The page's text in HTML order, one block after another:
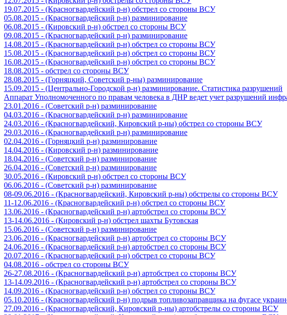
19.07.2015 - (Красногвардейский р-н) обстрел со стороны ВСУ
05.08.2015 - (Красногвардейский р-н) разминирование
06.08.2015 - (Кировский р-н) обстрел со стороны ВСУ
09.08.2015 - (Красногвардейский р-н) разминирование
14.08.2015 - (Красногвардейский р-н) обстрел со стороны ВСУ
15.08.2015 - (Красногвардейский р-н) обстрел со стороны ВСУ
16.08.2015 - (Красногвардейский р-н) обстрел со стороны ВСУ
18.08.2015 - обстрел со стороны ВСУ
28.08.2015 - (Горняцкий, Советский р-ны) разминирование
15.09.2015 - (Центрально-Городской р-н) разминирование. Статистика разрушений
Аппарат Уполномоченного по правам человека в ДНР ведет учет разрушений
23.01.2016 - (Советский р-н) разминирование
04.03.2016 - (Красногвардейский р-н) разминирование
24.03.2016 - (Красногвардейский, Кировский р-ны) обстрел со стороны ВСУ
29.03.2016 - (Красногвардейский р-н) разминирование
02.04.2016 - (Горняцкий р-н) разминирование
14.04.2016 - (Кировский р-н) разминирование
18.04.2016 - (Советский р-н) разминирование
26.04.2016 - (Советский р-н) разминирование
30.05.2016 - (Кировский р-н) обстрел со стороны ВСУ
06.06.2016 - (Советский р-н) разминирование
08-09.06.2016 - (Красногвардейский, Кировский р-ны) обстрелы со стороны ВСУ
11-12.06.2016 - (Красногвардейский р-н) обстрел со стороны ВСУ
13.06.2016 - (Красногвардейский р-н) артобстрел со стороны ВСУ
13-14.06.2016 - (Кировский р-н) обстрел шахты Бутовская
15.06.2016 - (Советский р-н) разминирование
23.06.2016 - (Красногвардейский р-н) артобстрел со стороны ВСУ
24.06.2016 - (Красногвардейский р-н) артобстрел со стороны ВСУ
20.07.2016 - (Красногвардейский р-н) обстрел со стороны ВСУ
04.08.2016 - обстрел со стороны ВСУ
26-27.08.2016 - (Красногвардейский р-н) артобстрел со стороны ВСУ
13-14.09.2016 - (Красногвардейский р-н) артобстрел со стороны ВСУ
14.09.2016 - (Красногвардейский р-н) обстрел со стороны ВСУ
05.10.2016 - (Красногвардейский р-н) подрыв топливозаправщика на фугасе
27.09.2016 - (Красногвардейский, Кировский р-ны) артобстрелы со стороны ВСУ